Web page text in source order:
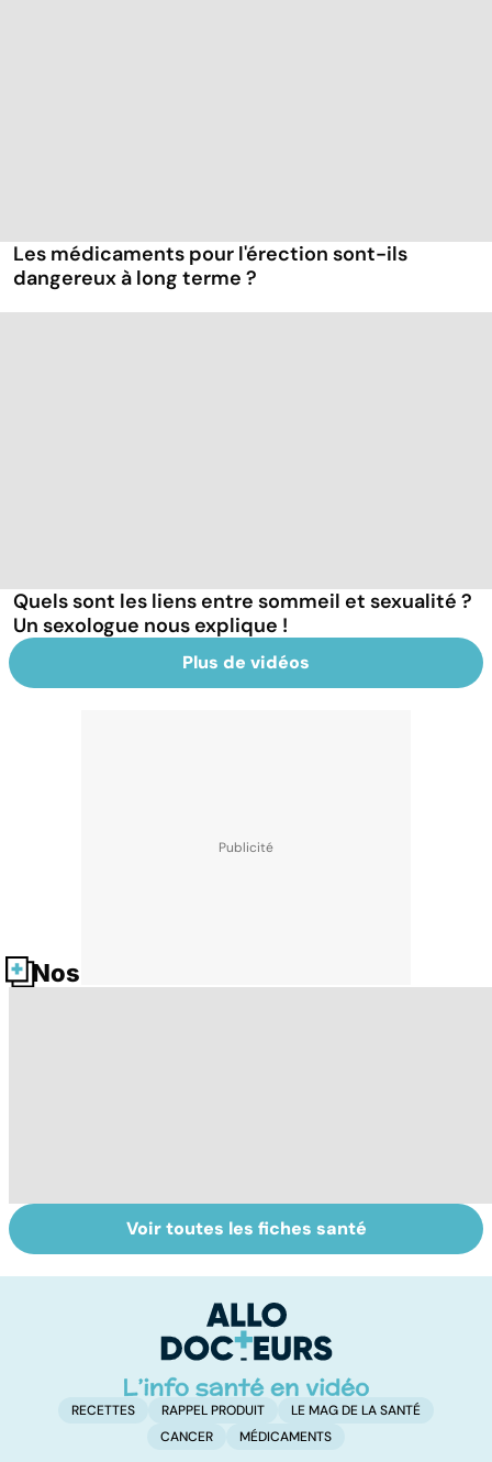
Les médicaments pour l'érection sont-ils
dangereux à long terme ?
Quels sont les liens entre sommeil et sexualité ?
Un sexologue nous explique !
Plus de vidéos
Nos fiches santé
Troubles de
l'érection :
Tout savoir sur
les infections
Voir toutes les fiches santé
RECETTES RAPPEL PRODUIT
LE MAG DE LA SANTÉ
CANCER
MÉDICAMENTS